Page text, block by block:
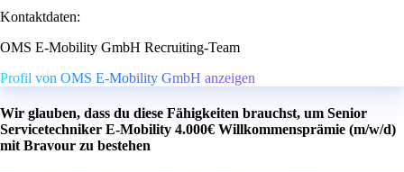
Kontaktdaten:
OMS E-Mobility GmbH Recruiting-Team
Profil von OMS E-Mobility GmbH anzeigen
Wir glauben, dass du diese Fähigkeiten brauchst, um Senior
Servicetechniker E-Mobility 4.000€ Willkommensprämie (m/w/d)
mit Bravour zu bestehen